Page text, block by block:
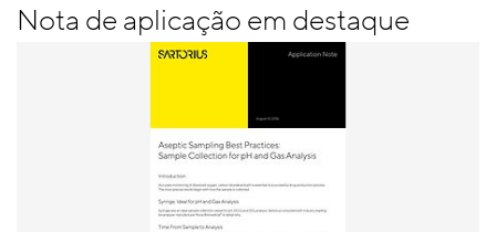
Nota de aplicação em destaque